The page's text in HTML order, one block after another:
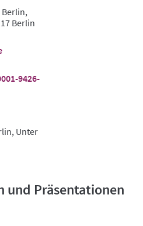
Berlin
9426-
Unter
und Präsentationen